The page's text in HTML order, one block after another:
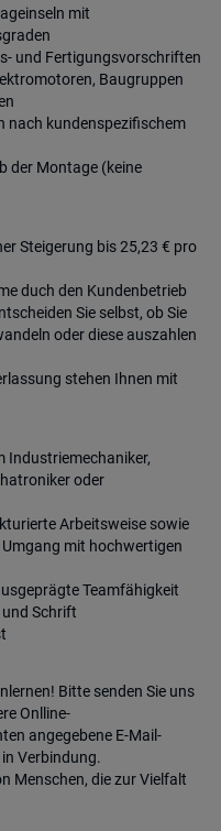
mit
und Fertigungsvorschriften
Baugruppen
nach kundenspezifischem
der Montage (keine
Steigerung bis 25,23 € pro
duch den Kundenbetrieb
Sie selbst, ob Sie
oder diese auszahlen
stehen Ihnen mit
Industriemechaniker,
oder
Arbeitsweise sowie
mit hochwertigen
Teamfähigkeit
Schrift
Bitte senden Sie uns
Onlline-
angegebene E-Mail-
Verbindung.
Menschen, die zur Vielfalt